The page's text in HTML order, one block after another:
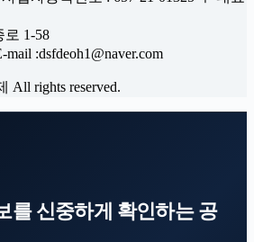
로 1-58
mail :dsfdeoh1@naver.com
All rights reserved.
를 신중하게 확인하는 공